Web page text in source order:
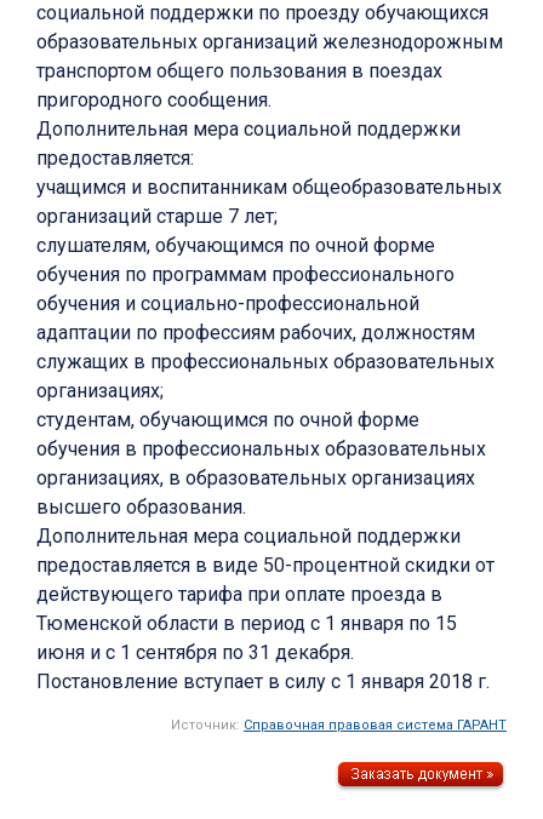
социальной поддержки по проезду обучающихся
образовательных организаций железнодорожным
транспортом общего пользования в поездах
пригородного сообщения.
Дополнительная мера социальной поддержки
предоставляется:
учащимся и воспитанникам общеобразовательных
организаций старше 7 лет;
слушателям, обучающимся по очной форме
обучения по программам профессионального
обучения и социально-профессиональной
адаптации по профессиям рабочих, должностям
служащих в профессиональных образовательных
организациях;
студентам, обучающимся по очной форме
обучения в профессиональных образовательных
организациях, в образовательных организациях
высшего образования.
Дополнительная мера социальной поддержки
предоставляется в виде 50-процентной скидки от
действующего тарифа при оплате проезда в
Тюменской области в период с 1 января по 15
июня и с 1 сентября по 31 декабря.
Постановление вступает в силу с 1 января 2018 г.
Источник: Справочная правовая система ГАРАНТ